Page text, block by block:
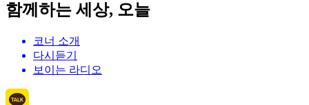
함께하는 세상, 오늘
코너 소개
다시듣기
보이는 라디오